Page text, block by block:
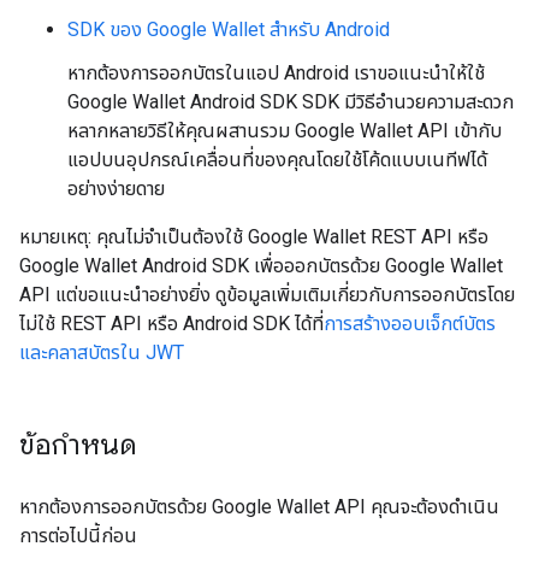
SDK ของ Google Wallet สำหรับ Android
หากต้องการออกบัตรในแอป Android เราขอแนะนำให้ใช้
Google Wallet Android SDK SDK มีวิธีอำนวยความสะดวก
หลากหลายวิธีให้คุณผสานรวม Google Wallet API เข้ากับ
แอปบนอุปกรณ์เคลื่อนที่ของคุณโดยใช้โค้ดแบบเนทีฟได้
อย่างง่ายดาย
หมายเหตุ: คุณไม่จำเป็นต้องใช้ Google Wallet REST API หรือ
Google Wallet Android SDK เพื่อออกบัตรด้วย Google Wallet
API แต่ขอแนะนำอย่างยิ่ง ดูข้อมูลเพิ่มเติมเกี่ยวกับการออกบัตรโดย
ไม่ใช้ REST API หรือ Android SDK ได้ที่การสร้างออบเจ็กต์บัตร
และคลาสบัตรใน JWT
ข้อกำหนด
หากต้องการออกบัตรด้วย Google Wallet API คุณจะต้องดำเนิน
การต่อไปนี้ก่อน